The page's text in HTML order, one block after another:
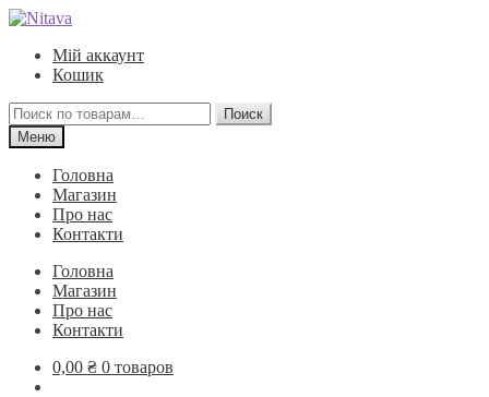
Перейти
навигации
Перейти
содержимому
Мій аккаунт
Кошик
Искать:
Поиск
Меню
Головна
Магазин
Про нас
Контакти
Головна
Магазин
Про нас
Контакти
0,00 ₴ 0 товаров